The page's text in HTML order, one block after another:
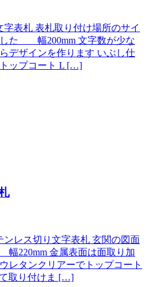
表札 表札取り付け場所のサイ
した 幅200mm 文字数が少な
デザインを作ります いぶし仕
ップコート L […]
レス切り文字表札 玄関の図面
220mm 金属表面は面取り加
レタンクリアーでトップコート
取り付けま […]